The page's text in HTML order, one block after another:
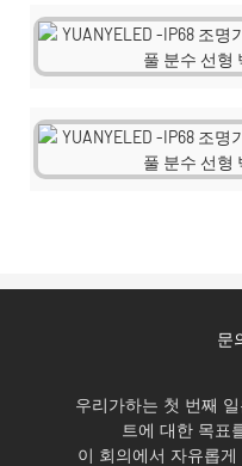
문
우리가하는 첫 번째
트에 대한 목표
이 회의에서 자유롭